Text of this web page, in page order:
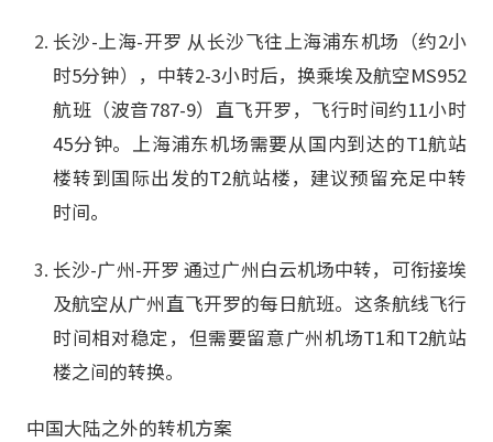
长沙-上海-开罗 从长沙飞往上海浦东机场（约2小
时5分钟），中转2-3小时后，换乘埃及航空MS952
航班（波音787-9）直飞开罗，飞行时间约11小时
45分钟。上海浦东机场需要从国内到达的T1航站
楼转到国际出发的T2航站楼，建议预留充足中转
时间。
长沙-广州-开罗 通过广州白云机场中转，可衔接埃
及航空从广州直飞开罗的每日航班。这条航线飞行
时间相对稳定，但需要留意广州机场T1和T2航站
楼之间的转换。
中国大陆之外的转机方案